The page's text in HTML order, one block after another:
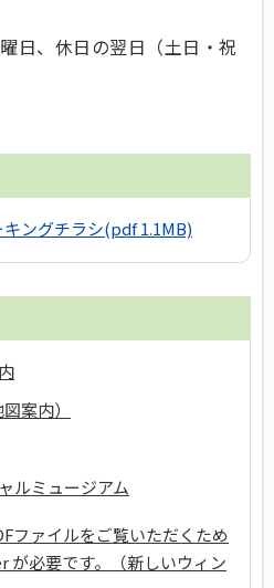
日、休日の翌日（土日・祝
ングチラシ(pdf 1.1MB)
案内）
ルミュージアム
ファイルをご覧いただくため
が必要です。（新しいウィン